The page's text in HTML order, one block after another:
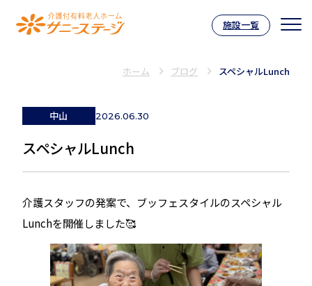
介護付有料老人ホーム サニーステー
施設一覧
ホーム ブログ スペシャルLunch
中山 2026.06.30
スペシャルLunch
介護スタッフの発案で、ブッフェスタイルのスペシャル
Lunchを開催しました🥰